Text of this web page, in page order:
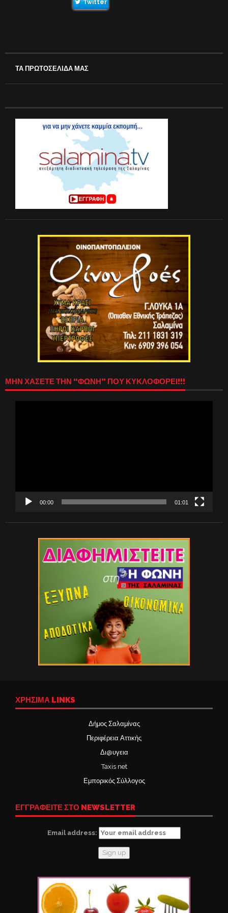
Twitter
ΤΑ ΠΡΩΤΟΣΕΛΙΔΑ ΜΑΣ
ΜΗΝ ΧΑΣΕΤΕ ΤΗΝ “ΦΩΝΗ” ΠΟΥ ΚΥΚΛΟΦΟΡΕΙ!!!
00:00 01:01
ΧΡΉΣΙΜΑ LINKS
Δήμος Σαλαμίνας
Περιφέρεια Αττικής
Δι@υγεια
Taxis net
Εμπορικός Σύλλογος
ΕΓΓΡΑΦΕΙΤΕ ΣΤΟ NEWSLETTER
Email address: